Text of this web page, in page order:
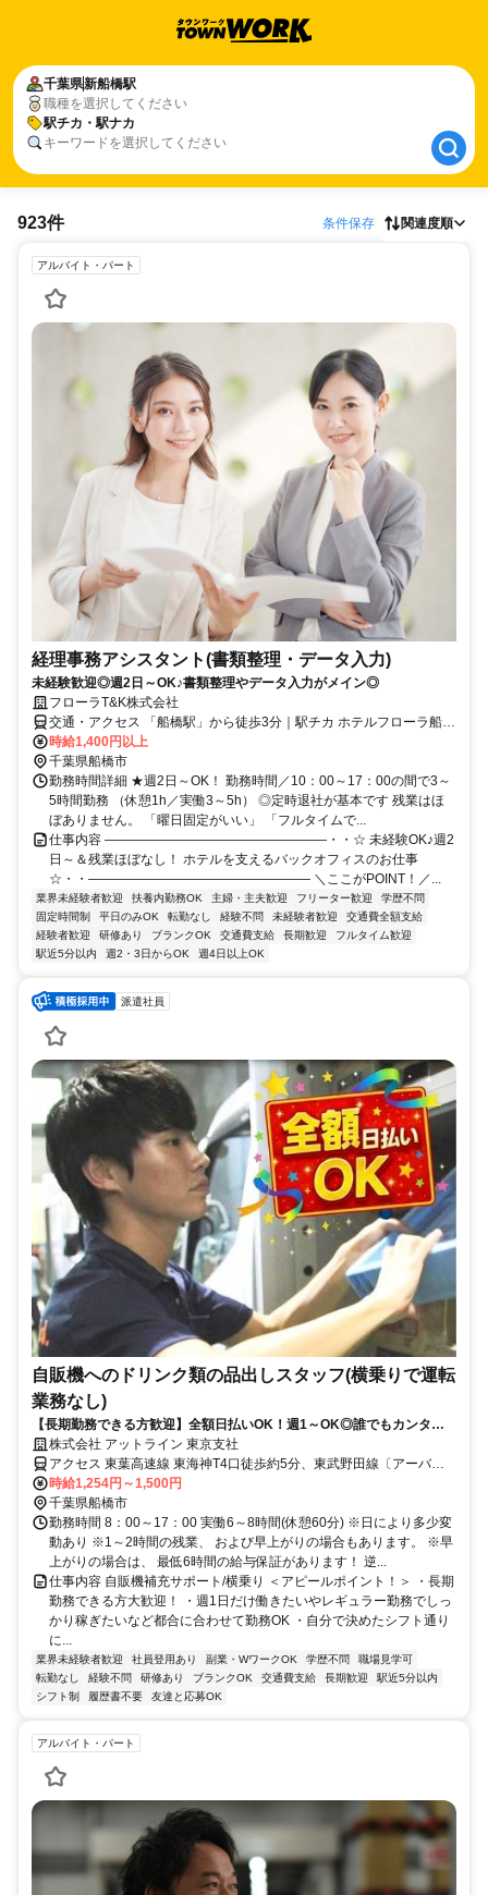
千葉県新船橋駅
職種を選択してください
駅チカ・駅ナカ
キーワードを選択してください
千葉県新船橋駅
駅チカ・駅ナカ
923件 条件保存 関連度順
アルバイト・パート
経理事務アシスタント(書類整理・データ入力)
未経験歓迎◎週2日～OK♪書類整理やデータ入力がメイン◎
フローラT&K株式会社
交通・アクセス 「船橋駅」から徒歩3分｜駅チカ ホテルフローラ船橋
内
時給1,400円以上
千葉県船橋市
勤務時間詳細 ★週2日～OK！ 勤務時間／10：00～17：00の間で3～
5時間勤務 （休憩1h／実働3～5h） ◎定時退社が基本です 残業はほ
ぼありません。 「曜日固定がいい」 「フルタイムで...
仕事内容 ―――――――――――――――――・・☆ 未経験OK♪週2
日～＆残業ほぼなし！ ホテルを支えるバックオフィスのお仕事
☆・・――――――――――――――――― ＼ここがPOINT！／...
業界未経験者歓迎 扶養内勤務OK 主婦・主夫歓迎 フリーター歓迎
学歴不問
固定時間制
平日のみOK 転勤なし 経験不問 未経験者歓迎
交通費全額支給
経験者歓迎
研修あり ブランクOK 交通費支給 長期歓迎
フルタイム歓迎
駅近5分以内
週2・3日からOK 週4日以上OK
派遣社員
自販機へのドリンク類の品出しスタッフ(横乗りで運転
業務なし)
【長期勤務できる方歓迎】全額日払いOK！週1～OK◎誰でもカンタン
補充作業
株式会社 アットライン 東京支社
アクセス 東葉高速線 東海神T4口徒歩約5分、東武野田線〔アーバン
パークライン〕 船橋北口徒歩約5分、東武野田線〔アーバンパークラ
イン〕 船橋北口徒歩約5分
時給1,254円～1,500円
千葉県船橋市
勤務時間 8：00～17：00 実働6～8時間(休憩60分) ※日により多少変
動あり ※1～2時間の残業、 および早上がりの場合もあります。 ※早
上がりの場合は、 最低6時間の給与保証があります！ 逆...
仕事内容 自販機補充サポート/横乗り ＜アピールポイント！＞ ・長期
勤務できる方大歓迎！ ・週1日だけ働きたいやレギュラー勤務でしっ
かり稼ぎたいなど都合に合わせて勤務OK ・自分で決めたシフト通り
に...
業界未経験者歓迎 社員登用あり 副業・WワークOK 学歴不問
職場見学可
転勤なし
経験不問 研修あり ブランクOK 交通費支給 長期歓迎
駅近5分以内
シフト制
履歴書不要 友達と応募OK
アルバイト・パート